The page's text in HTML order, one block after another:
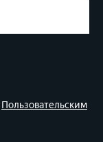
Пользовательским